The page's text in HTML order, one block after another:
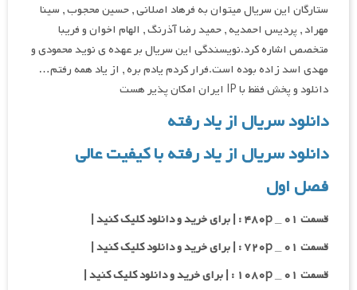
ستارگان این سریال میتوان به فرهاد اصلانی , حسین محجوب , سینا
مهراد , پردیس احمدیه , حمید رضا آذرنگ , الهام اخوان و فریبا
متخصص اشاره کرد.نویسندگی این سریال بر عهده ی نوید محمودی و
مهدی اسد زاده بوده است.فرار کردم یادم بره , از یاد همه رفتم…
دانلود و پخش فقط با IP ایران امکان پذیر هست
دانلود سریال از یاد رفته
دانلود سریال از یاد رفته با کیفیت عالی
فصل اول
قسمت ۰۱ _ ۴۸۰p : | برای خرید و دانلود کلیک کنید |
قسمت ۰۱ _ ۷۲۰p : | برای خرید و دانلود کلیک کنید |
قسمت ۰۱ _ ۱۰۸۰p : | برای خرید و دانلود کلیک کنید |